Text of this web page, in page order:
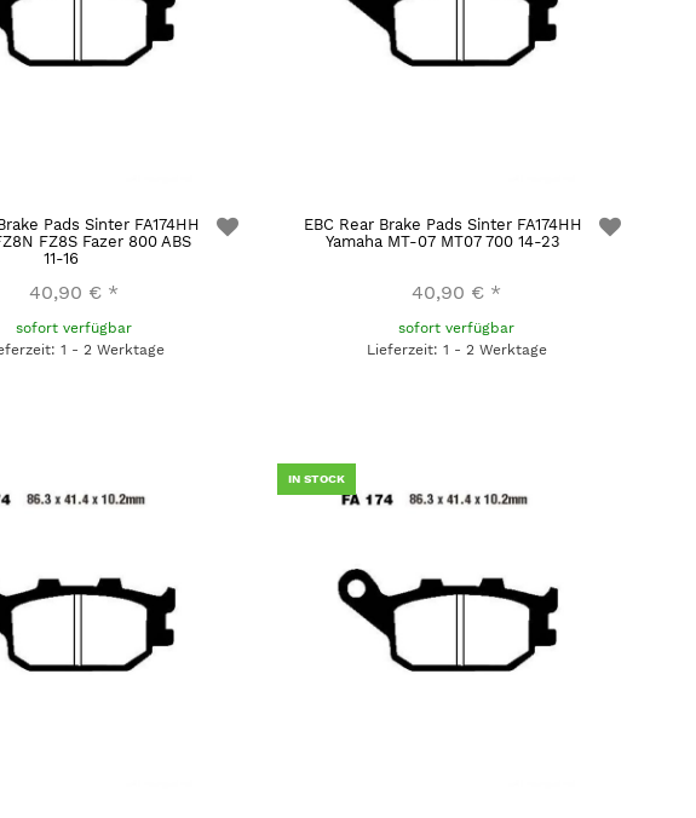
Pads Sinter FA174HH
FZ8S Fazer 800 ABS
11-16
40,90 € *
sofort verfügbar
1 - 2 Werktage
EBC Rear Brake Pads Sinter FA174HH
Yamaha MT-07 MT07 700 14-23
40,90 € *
sofort verfügbar
Lieferzeit: 1 - 2 Werktage
IN STOCK